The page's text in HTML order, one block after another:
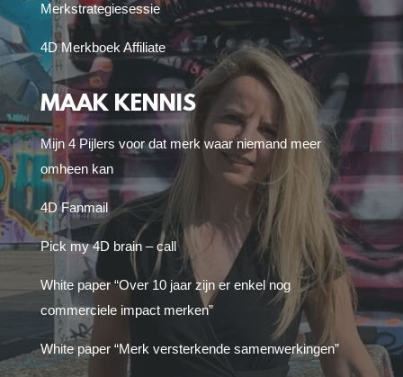
Merkstrategiesessie
4D Merkboek Affiliate
MAAK KENNIS
Mijn 4 Pijlers voor dat merk waar niemand meer
omheen kan
4D Fanmail
Pick my 4D brain – call
White paper “Over 10 jaar zijn er enkel nog
commerciele impact merken”
White paper “Merk versterkende samenwerkingen”